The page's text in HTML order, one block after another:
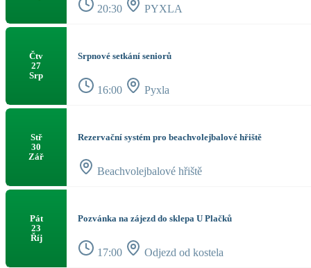
20:30 PYXLA
Čtv
27
Srp
Srpnové setkání seniorů
16:00 Pyxla
Stř
30
Zář
Rezervační systém pro beachvolejbalové hřiště
Beachvolejbalové hřiště
Pát
23
Říj
Pozvánka na zájezd do sklepa U Plačků
17:00 Odjezd od kostela